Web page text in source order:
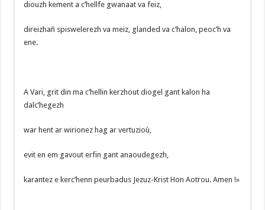
diouzh kement a c’hellfe gwanaat va feiz,
direizhañ spiswelerezh va meiz, glanded va c’halon, peoc’h va
ene.
A Vari, grit din ma c’hellin kerzhout diogel gant kalon ha
dalc’hegezh
war hent ar wirionez hag ar vertuzioù,
evit en em gavout erfin gant anaoudegezh,
karantez e kerc’henn peurbadus Jezuz-Krist Hon Aotrou. Amen !»